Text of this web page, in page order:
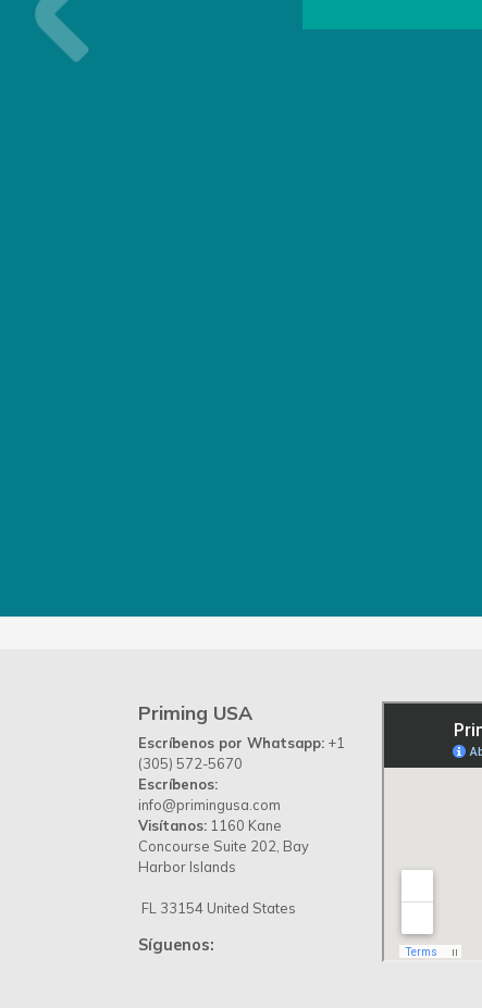
Previous
Priming USA
Escríbenos por Whatsapp: +1
(305) 572-5670
Escríbenos:
info@primingusa.com
Visítanos: 1160 Kane
Concourse Suite 202, Bay
Harbor Islands
FL 33154 United States
Síguenos: